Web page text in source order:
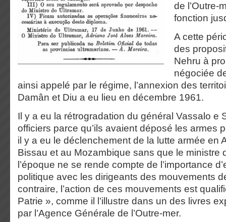
de l’Outre-
fonction
A cette
des
Nehru à
négociée
ainsi appelé par le régime, l’annexion des
Damân et Diu a eu lieu en décembre 1961.
Il y a eu la rétrogradation du général Vassalo e
officiers parce qu’ils avaient déposé les armes
il y a eu le déclenchement de la lutte armée en
Bissau et au Mozambique sans que le ministre
l’époque ne se rende compte de l’importance
politique avec les dirigeants des mouvements
contraire, l’action de ces mouvements est
Patrie », comme il l’illustre dans un des livres
par l’Agence Générale de l’Outre-mer.